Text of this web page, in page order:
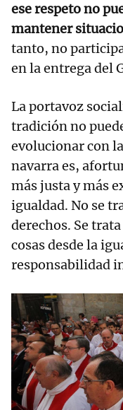
ese respeto no
mantener
tanto, no
en la entrega del
La portavoz
tradición no
evolucionar con
navarra es,
más justa y más
igualdad. No se
derechos. Se
cosas desde la
responsabilidad